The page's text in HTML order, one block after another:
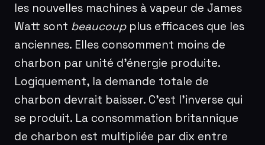
les nouvelles machines à vapeur de James
Watt sont beaucoupplus efficaces que les
anciennes. Elles consomment moins de
charbon par unité d’énergie produite.
Logiquement, la demande totale de
charbon devrait baisser. C’est l’inverse qui
se produit. La consommation britannique
de charbon est multipliée par dix entre